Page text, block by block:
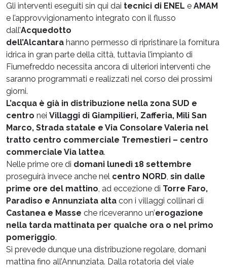
Gli interventi eseguiti sin qui dai tecnici di ENEL e AMAM
e l’approvvigionamento integrato con il flusso
dall’Acquedotto
dell’Alcantara hanno permesso di ripristinare la fornitura
idrica in gran parte della città, tuttavia l’impianto di
Fiumefreddo necessita ancora di ulteriori interventi che
saranno programmati e realizzati nel corso dei prossimi
giorni.
L’acqua è già in distribuzione nella zona SUD e
centro nei Villaggi di Giampilieri, Zafferia, Mili San
Marco, Strada statale e Via Consolare Valeria nel
tratto centro commerciale Tremestieri – centro
commerciale Via lattea.
Nelle prime ore di domani lunedì 18 settembre
proseguirà invece anche nel centro NORD sin dalle
prime ore del mattino , ad eccezione di Torre Faro,
Paradiso e Annunziata alta con i villaggi collinari di
Castanea e Masse che riceveranno un’erogazione
nella tarda mattinata per qualche ora o nel primo
pomeriggio.
Si prevede dunque una distribuzione regolare, domani
mattina fino all’Annunziata. Dalla rotatoria del viale